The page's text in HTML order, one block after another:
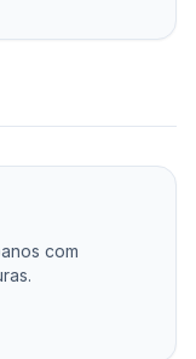
com